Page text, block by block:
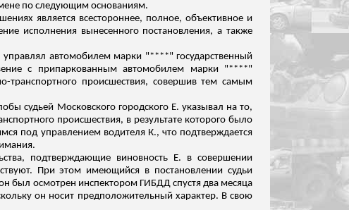
по следующим основаниям.
является всестороннее, полное, объективное и
исполнения вынесенного постановления, а также
управлял автомобилем марки "****" государственный
с припаркованным автомобилем марки "****"
происшествия, совершив тем самым
судьей Московского городского Е. указывал на то,
происшествия, в результате которого было
под управлением водителя К., что подтверждается
подтверждающие виновность Е. в совершении
При этом имеющийся в постановлении судьи
был осмотрен инспектором ГИБДД спустя два месяца
он носит предположительный характер. В свою